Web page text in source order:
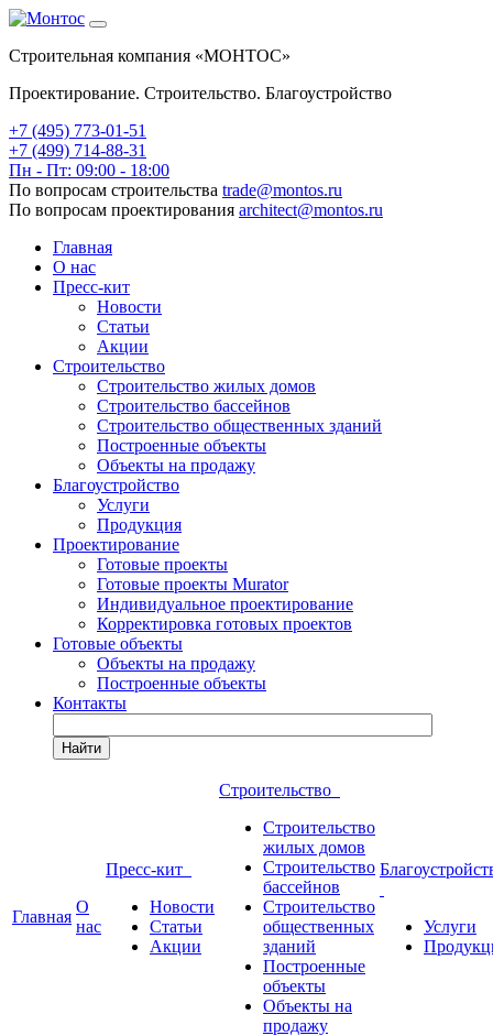
Строительная компания «МОНТОС»
Проектирование. Строительство. Благоустройство
+7 (495) 773-01-51
+7 (499) 714-88-31
Пн - Пт: 09:00 - 18:00
По вопросам строительства trade@montos.ru
По вопросам проектирования architect@montos.ru
Главная
О нас
Пресс-кит
Новости
Статьи
Акции
Строительство
Строительство жилых домов
Строительство бассейнов
Строительство общественных зданий
Построенные объекты
Объекты на продажу
Благоустройство
Услуги
Продукция
Проектирование
Готовые проекты
Готовые проекты Murator
Индивидуальное проектирование
Корректировка готовых проектов
Готовые объекты
Объекты на продажу
Построенные объекты
Контакты
Найти
Главная
О
нас
Пресс-кит
Новости
Статьи
Акции
Строительство
Строительство
жилых домов
Строительство
бассейнов
Строительство
общественных
зданий
Построенные
объекты
Объекты на
продажу
Услуги